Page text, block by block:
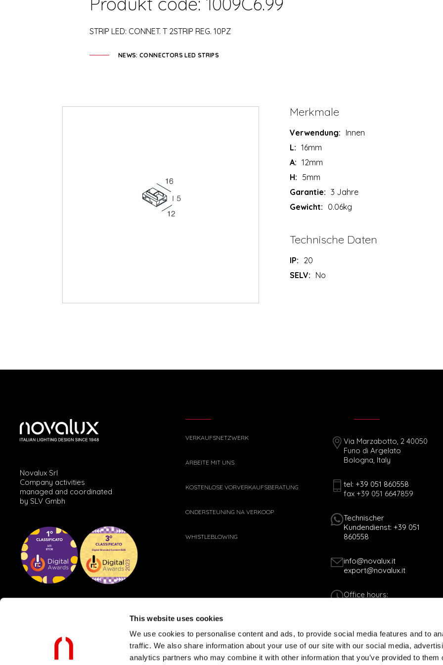
This website uses cookies
We use cookies to personalise content and ads, to provide social media features and to
traffic. We also share information about your use of our site with our social media,
analytics partners who may combine it with other information that you’ve provided to them
STRIP LED: CONNET. T 2STRIP REG. 10PZ
NEWS: CONNECTORS LED STRIPS
Merkmale
Verwendung: Innen
L: 16mm
A: 12mm
H: 5mm
Garantie: 3 Jahre
Gewicht: 0.06kg
Technische Daten
IP: 20
SELV: No
Novalux Srl
Company activities
managed and coordinated
by SLV Gmbh
VERKAUFSNETZWERK
ARBEITE MIT UNS
KOSTENLOSE VORVERKAUFSBERATUNG
ONDERSTEUNING NA VERKOOP
WHISTLEBLOWING
Via Marzabotto, 2 40050
Funo di Argelato
Bologna, Italy
tel: +39 051 860558
fax +39 051 6647859
Technischer
Kundendienst: +39 051
860558
info@novalux.it
export@novalux.it
Office hours:
KUNDEN- UND LIEFERANTENRICHTLINIEN WEB-DATENSCHUTZRICHTLINIE COOKIES-RICHTLINIE
Tax Code 01170060378 - VAT N.